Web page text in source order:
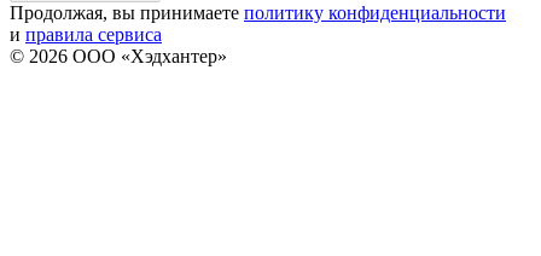
Продолжая, вы принимаете политику конфиденциальности
и правила сервиса
© 2026 ООО «Хэдхантер»